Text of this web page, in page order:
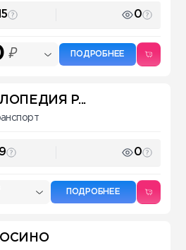
0
₽ ПОДРОБНЕЕ
P...
0
ПОДРОБНЕЕ